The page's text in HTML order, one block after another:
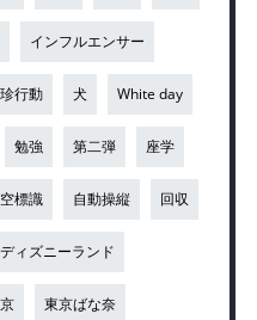
インフルエンサー
珍行動 犬 White day
勉強 第二弾 座学
標識 自動操縦 回収
ディズニーランド
東京ばな奈